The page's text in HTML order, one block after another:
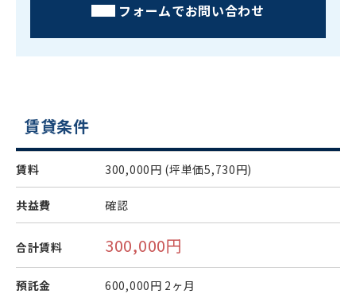
フォームでお問い合わせ
賃貸条件
賃料 300,000円 (坪単価5,730円)
共益費 確認
合計賃料 300,000円
預託金 600,000円 2ヶ月